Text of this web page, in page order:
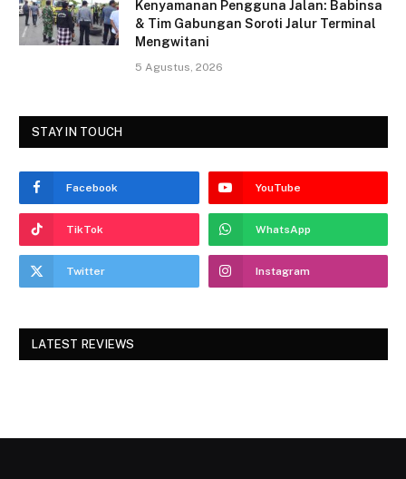
Kenyamanan Pengguna Jalan: Babinsa
& Tim Gabungan Soroti Jalur Terminal
Mengwitani
5 Agustus, 2026
STAY IN TOUCH
Facebook YouTube
TikTok WhatsApp
Twitter Instagram
LATEST REVIEWS